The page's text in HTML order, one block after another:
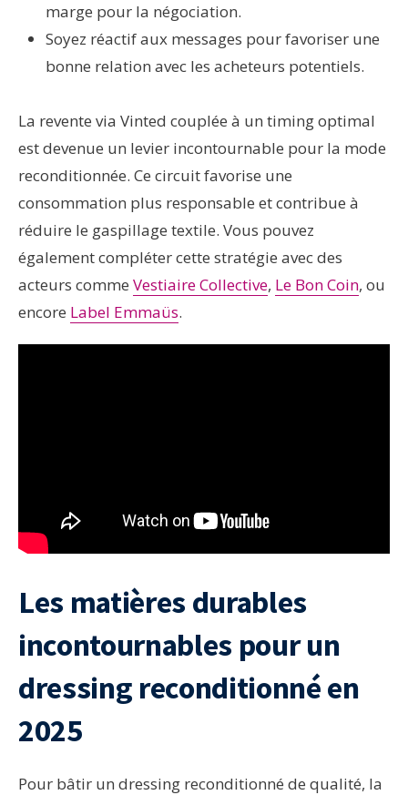
marge pour la négociation.
Soyez réactif aux messages pour favoriser une
bonne relation avec les acheteurs potentiels.
La revente via Vinted couplée à un timing optimal
est devenue un levier incontournable pour la mode
reconditionnée. Ce circuit favorise une
consommation plus responsable et contribue à
réduire le gaspillage textile. Vous pouvez
également compléter cette stratégie avec des
acteurs comme Vestiaire Collective, Le Bon Coin, ou
encore Label Emmaüs.
Les matières durables
incontournables pour un
dressing reconditionné en
2025
Pour bâtir un dressing reconditionné de qualité, la